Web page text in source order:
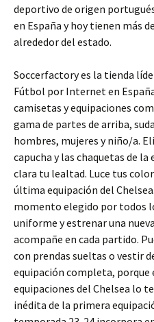
deportivo de origen
en España y hoy tienen más
alrededor del estado.
Soccerfactory es la tienda
Fútbol por Internet en
camisetas y equipaciones
gama de partes de arriba,
hombres, mujeres y niño/a.
capucha y las chaquetas de la
clara tu lealtad. Luce tus
última equipación del
momento elegido por todos
uniforme y estrenar una
acompañe en cada partido.
con prendas sueltas o vestir
equipación completa, porque
equipaciones del Chelsea lo
inédita de la primera